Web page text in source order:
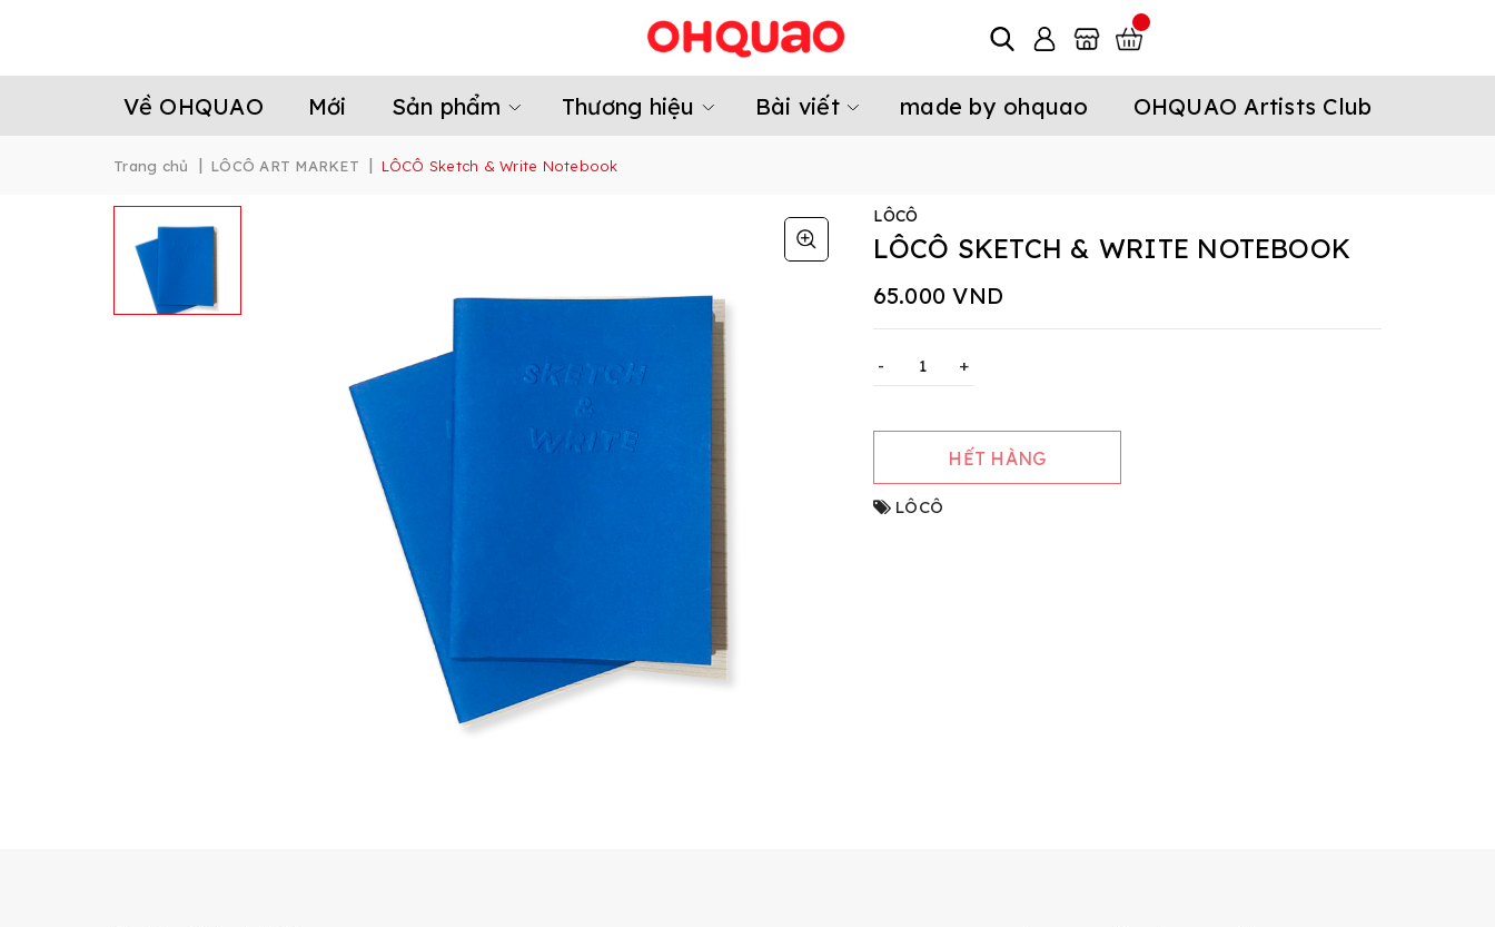
Về OHQUAO Mới Sản phẩm Thương hiệu Bài viết made by ohquao OHQUAO Artists Club
Trang chủ | LÔCÔ ART MARKET | LÔCÔ Sketch & Write Notebook
LÔCÔ
LÔCÔ SKETCH & WRITE NOTEBOOK
65.000 VND
- +
HẾT HÀNG
LÔCÔ